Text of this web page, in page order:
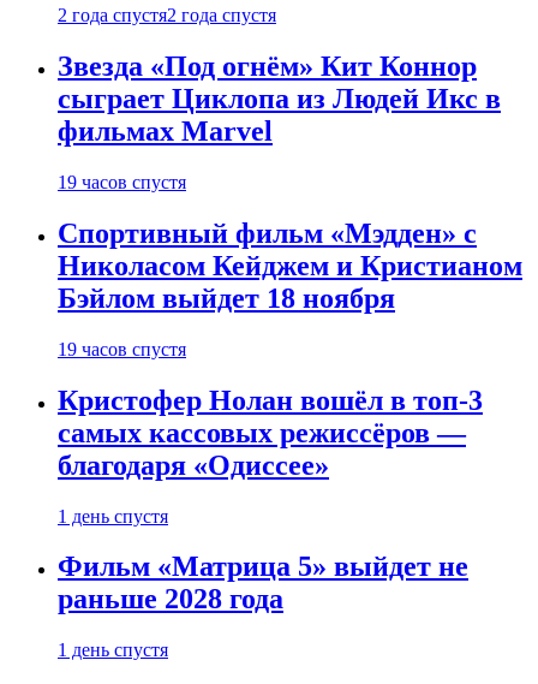
2 года спустя2 года спустя
Звезда «Под огнём» Кит Коннор
сыграет Циклопа из Людей Икс в
фильмах Marvel
19 часов спустя
Спортивный фильм «Мэдден» с
Николасом Кейджем и Кристианом
Бэйлом выйдет 18 ноября
19 часов спустя
Кристофер Нолан вошёл в топ-3
самых кассовых режиссёров —
благодаря «Одиссее»
1 день спустя
Фильм «Матрица 5» выйдет не
раньше 2028 года
1 день спустя